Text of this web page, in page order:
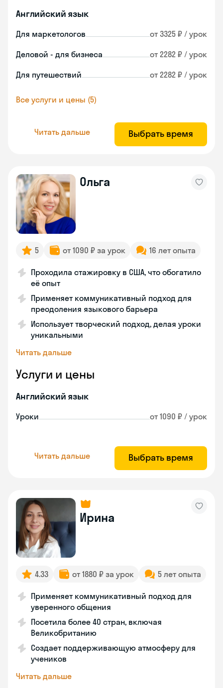
Английский язык
Для маркетологов от 3325 ₽ / урок
Деловой - для бизнеса от 2282 ₽ / урок
Для путешествий от 2282 ₽ / урок
Все услуги и цены (5)
Читать дальше Выбрать время
Ольга
5 от 1090 ₽ за урок 16 лет опыта
Проходила стажировку в США, что обогатило
её опыт
Применяет коммуникативный подход для
преодоления языкового барьера
Использует творческий подход, делая уроки
уникальными
Читать дальше
Услуги и цены
Английский язык
Уроки от 1090 ₽ / урок
Читать дальше Выбрать время
Ирина
4.33 от 1880 ₽ за урок 5 лет опыта
Применяет коммуникативный подход для
уверенного общения
Посетила более 40 стран, включая
Великобританию
Создает поддерживающую атмосферу для
учеников
Читать дальше